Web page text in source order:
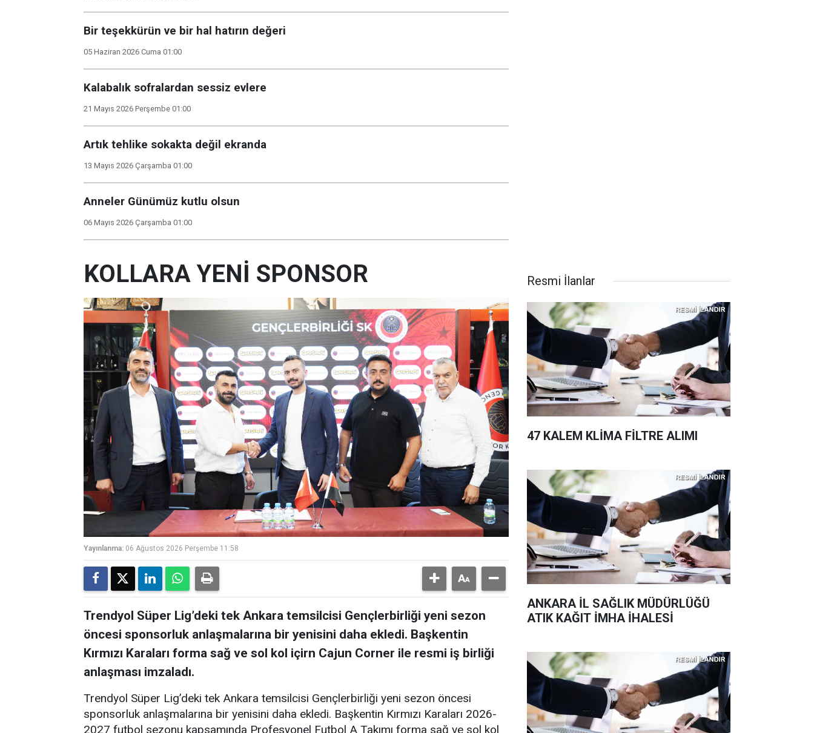
Bir teşekkürün ve bir hal hatırın değeri
05 Haziran 2026 Cuma 01:00
Kalabalık sofralardan sessiz evlere
21 Mayıs 2026 Perşembe 01:00
Artık tehlike sokakta değil ekranda
13 Mayıs 2026 Çarşamba 01:00
Anneler Günümüz kutlu olsun
06 Mayıs 2026 Çarşamba 01:00
KOLLARA YENİ SPONSOR
Yayınlanma: 06 Ağustos 2026 Perşembe 11:58
Trendyol Süper Lig’deki tek Ankara temsilcisi Gençlerbirliği yeni sezon
öncesi sponsorluk anlaşmalarına bir yenisini daha ekledi. Başkentin
Kırmızı Karaları forma sağ ve sol kol içirn Cajun Corner ile resmi iş birliği
anlaşması imzaladı.
Trendyol Süper Lig’deki tek Ankara temsilcisi Gençlerbirliği yeni sezon öncesi
sponsorluk anlaşmalarına bir yenisini daha ekledi. Başkentin Kırmızı Karaları 2026-
2027 futbol sezonu kapsamında Profesyonel Futbol A Takımı forma sağ ve sol kol
Resmi İlanlar
47 KALEM KLİMA FİLTRE ALIMI
ANKARA İL SAĞLIK MÜDÜRLÜĞÜ
ATIK KAĞIT İMHA İHALESİ